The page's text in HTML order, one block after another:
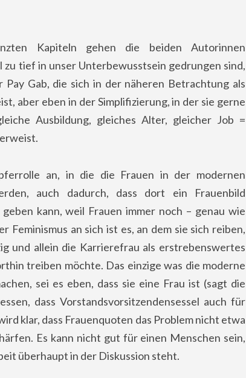
Kapiteln gehen die beiden Autorinnen
zu tief in unser Unterbewusstsein gedrungen sind,
Gab, die sich in der näheren Betrachtung als
aber eben in der Simplifizierung, in der sie gerne
Ausbildung, gleiches Alter, gleicher Job =
an, in die die Frauen in der modernen
auch dadurch, dass dort ein Frauenbild
kann, weil Frauen immer noch – genau wie
Feminismus an sich ist es, an dem sie sich reiben,
und allein die Karrierefrau als erstrebenswertes
treiben möchte. Das einzige was die moderne
sei es eben, dass sie eine Frau ist (sagt die
dass Vorstandsvorsitzendensessel auch für
klar, dass Frauenquoten das Problem nicht etwa
Es kann nicht gut für einen Menschen sein,
überhaupt in der Diskussion steht.